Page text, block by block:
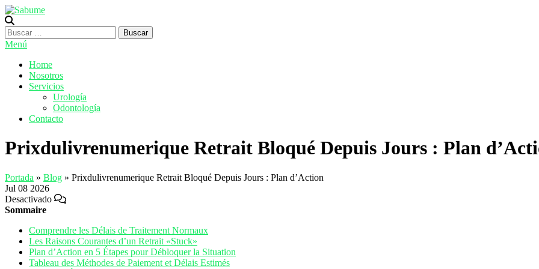
Saltar
al
contenido
Sabume
Salud Bucal y Medicina Especializada
Buscar:
Menú
Home
Nosotros
Servicios
Urología
Odontología
Contacto
Prixdulivrenumerique Retrait Bloqué Depuis Jours : Plan
Portada » Blog » Prixdulivrenumerique Retrait Bloqué Depuis Jours : Plan d’Action
Jul 08 2026
Desactivado
Sommaire
Comprendre les Délais de Traitement Normaux
Les Raisons Courantes d’un Retrait «Stuck»
Plan d’Action en 5 Étapes pour Débloquer la Situation
Tableau des Méthodes de Paiement et Délais Estimés